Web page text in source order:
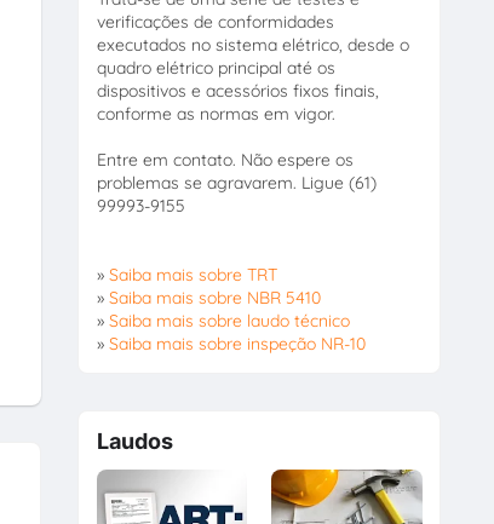
verificações de conformidades
executados no sistema elétrico, desde o
quadro elétrico principal até os
dispositivos e acessórios fixos finais,
conforme as normas em vigor.
Entre em contato. Não espere os
problemas se agravarem. Ligue (61)
99993-9155
» Saiba mais sobre TRT
» Saiba mais sobre NBR 5410
» Saiba mais sobre laudo técnico
» Saiba mais sobre inspeção NR-10
Laudos